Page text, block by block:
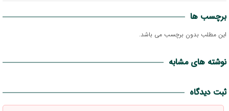
برچسب ها
این مطلب بدون برچسب می باشد.
نوشته های مشابه
ثبت دیدگاه